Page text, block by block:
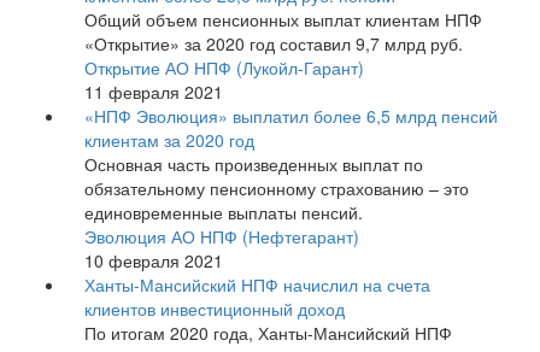
Общий объем пенсионных выплат клиентам НПФ
«Открытие» за 2020 год составил 9,7 млрд руб.
Открытие АО НПФ (Лукойл-Гарант)
11 февраля 2021
«НПФ Эволюция» выплатил более 6,5 млрд пенсий
клиентам за 2020 год
Основная часть произведенных выплат по
обязательному пенсионному страхованию – это
единовременные выплаты пенсий.
Эволюция АО НПФ (Нефтегарант)
10 февраля 2021
Ханты-Мансийский НПФ начислил на счета
клиентов инвестиционный доход
По итогам 2020 года, Ханты-Мансийский НПФ